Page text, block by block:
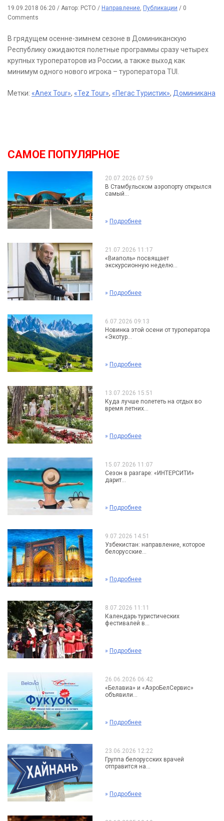
19.09.2018 06:20 / Автор: РСТО / Направление, Публикации / 0
Comments
В грядущем осенне-зимнем сезоне в Доминиканскую
Республику ожидаются полетные программы сразу четырех
крупных туроператоров из России, а также выход как
минимум одного нового игрока – туроператора TUI.
Метки: «Anex Tour», «Tez Tour», «Пегас Туристик», Доминикана
САМОЕ ПОПУЛЯРНОЕ
20.07.2026 07:59
В Стамбульском аэропорту открылся
самый...
» Подробнее
21.07.2026 11:17
«Виаполь» посвящает
экскурсионную неделю...
» Подробнее
6.07.2026 09:13
Новинка этой осени от туроператора
«Экотур...
» Подробнее
13.07.2026 15:51
Куда лучше полететь на отдых во
время летних...
» Подробнее
15.07.2026 11:07
Сезон в разгаре: «ИНТЕРСИТИ»
дарит...
» Подробнее
9.07.2026 14:51
Узбекистан: направление, которое
белорусские...
» Подробнее
8.07.2026 11:11
Календарь туристических
фестивалей в...
» Подробнее
26.06.2026 06:42
«Белавиа» и «АэроБелСервис»
объявили...
» Подробнее
23.06.2026 12:22
Группа белорусских врачей
отправится на...
» Подробнее